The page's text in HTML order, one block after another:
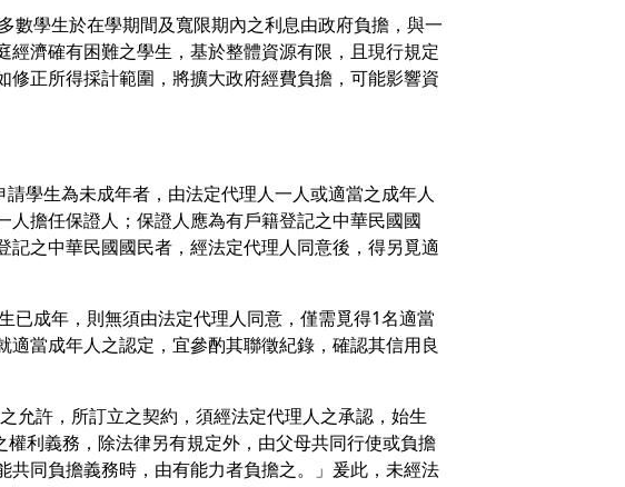
數學生於在學期間及寬限期內之利息由政府負擔，與一
濟確有困難之學生，基於整體資源有限，且現行規定
正所得採計範圍，將擴大政府經費負擔，可能影響資
學生為未成年者，由法定代理人一人或適當之成年人
擔任保證人；保證人應為有戶籍登記之中華民國國
之中華民國國民者，經法定代理人同意後，得另覓適
已成年，則無須由法定代理人同意，僅需覓得1名適當
當成年人之認定，宜參酌其聯徵紀錄，確認其信用良
允許，所訂立之契約，須經法定代理人之承認，始生
利義務，除法律另有規定外，由父母共同行使或負擔
同負擔義務時，由有能力者負擔之。」爰此，未經法